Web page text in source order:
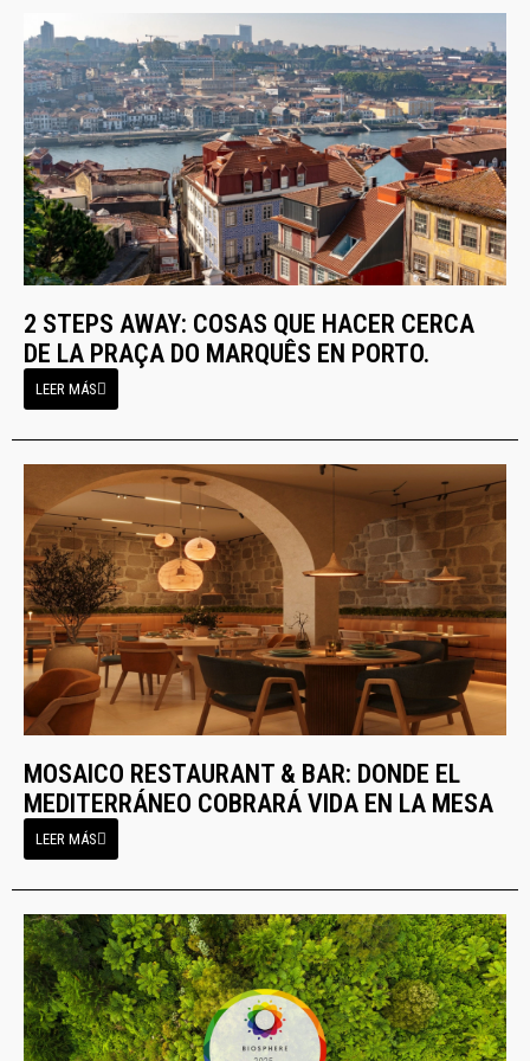
2 STEPS AWAY: COSAS QUE HACER CERCA
DE LA PRAÇA DO MARQUÊS EN PORTO.
LEER MÁS
MOSAICO RESTAURANT & BAR: DONDE EL
MEDITERRÁNEO COBRARÁ VIDA EN LA MESA
LEER MÁS